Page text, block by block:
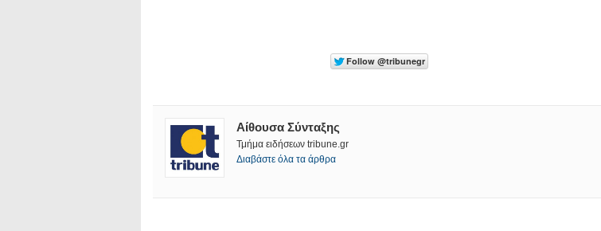
Αίθουσα Σύνταξης
Τμήμα ειδήσεων tribune.gr
Διαβάστε όλα τα άρθρα